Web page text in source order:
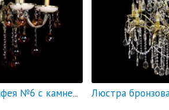
Люстра бронзовая Алфея №6 с камнем шар чайная Люстра